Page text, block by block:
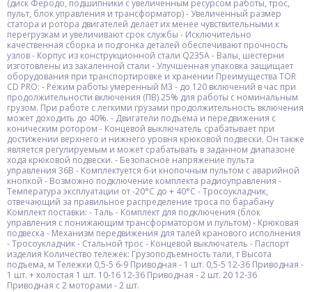
(диск Феродо, подшипники с увеличенным ресурсом работы, трос,
пульт, блок управления и трансформатор) - Увеличенный размер
статора и ротора двигателей делает их менее чувствительными к
перегрузкам и увеличивают срок службы - Исключительно
качественная сборка и подгонка деталей обеспечивают прочность
узлов - Корпус из конструкционной стали Q235A - Валы, шестерни
изготовлены из закаленной стали - Улучшенная упаковка защищает
оборудования при транспортировке и хранении Преимущества TOR
CD PRO: - Режим работы умеренный М3 - до 120 включений в час при
продолжительности включения (ПВ) 25% для работы с номинальным
грузом. При работе с легкими грузами продолжительность включения
может доходить до 40%. - Двигатели подъема и передвижения с
коническим ротором - Концевой выключатель срабатывает при
достижении верхнего и нижнего уровня крюковой подвески. Он также
является регулируемым и может срабатывать в заданном диапазоне
хода крюковой подвески. - Безопасное напряжение пульта
управления 36В - Комплектуется 6-и кнопочным пультом с аварийной
кнопкой - Возможно подключение комплекта радиоуправления -
Температура эксплуатации от -20°C до + 40°C - Тросоукладчик,
отвечающий за правильное распределение троса по барабану
Комплект поставки: - Таль - Комплект для подключения (блок
управления с понижающим трансформатором и пультом) - Крюковая
подвеска - Механизм передвижения для талей кранового исполнения
- Тросоукладчик - Стальной трос - Концевой выключатель - Паспорт
изделия Количество тележек: Грузоподъемность тали, т Высота
подъема, м Тележки 0,5-5 6-9 Приводная - 1 шт. 0,5-5 12-36 Приводная -
1 шт. + холостая 1 шт. 10-16 12-36 Приводная - 2 шт. 20 12-36
Приводная с 2 моторами - 2 шт.